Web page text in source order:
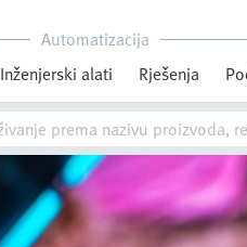
Automatizacija
Inženjerski alati Rješenja